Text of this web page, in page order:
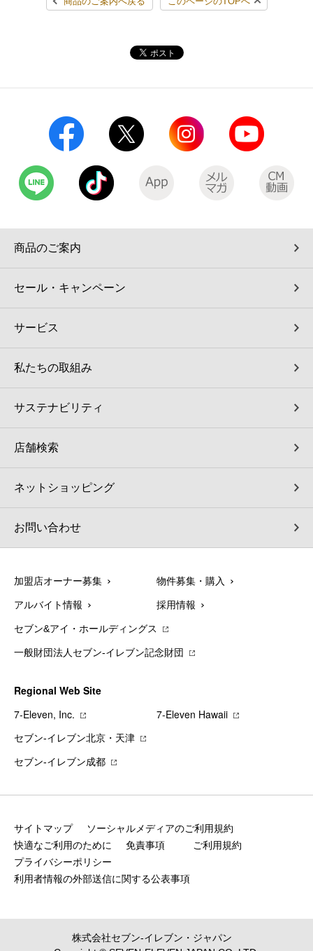
モバイルバッテリーシェアリング（店舗限定）
モバイルWi-Fiバッテリーシェアリング（店舗限定）
商品のご案内
セール・キャンペーン
サービス
私たちの取組み
サステナビリティ
店舗検索
ネットショッピング
お問い合わせ
加盟店オーナー募集 物件募集・購入
アルバイト情報 採用情報
セブン&アイ・ホールディングス
一般財団法人セブン-イレブン記念財団
Regional Web Site
7‐Eleven, Inc.
7‐Eleven Hawaii
セブン‐イレブン北京・天津
セブン‐イレブン成都
サイトマップ
ソーシャルメディアのご利用規約
快適なご利用のために
免責事項
ご利用規約
プライバシーポリシー
利用者情報の外部送信に関する公表事項
株式会社セブン‐イレブン・ジャパン